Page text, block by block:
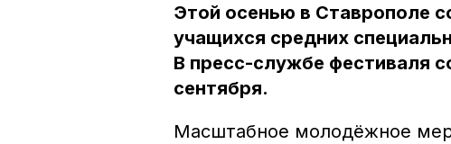
Этой осенью в Ставрополе
учащихся средних
В пресс-службе фестиваля
сентября.
Масштабное молодёжное